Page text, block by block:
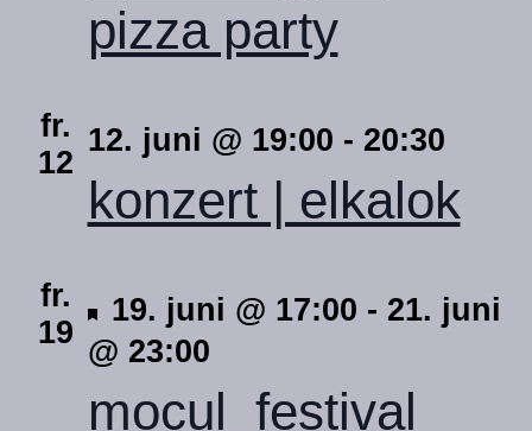
pizza party
fr.
12
konzert | elkalok
12. juni @ 19:00 - 20:30
fr.
19
mocul_festival
hervorgehoben
19. juni @ 17:00 - 21. juni
@ 23:00